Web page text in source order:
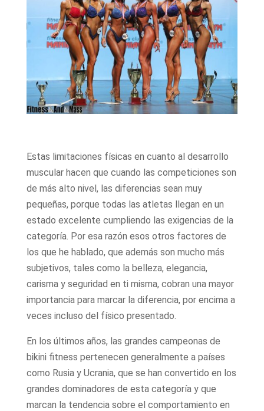
Estas limitaciones físicas en cuanto al desarrollo
muscular hacen que cuando las competiciones son
de más alto nivel, las diferencias sean muy
pequeñas, porque todas las atletas llegan en un
estado excelente cumpliendo las exigencias de la
categoría. Por esa razón esos otros factores de
los que he hablado, que además son mucho más
subjetivos, tales como la belleza, elegancia,
carisma y seguridad en ti misma, cobran una mayor
importancia para marcar la diferencia, por encima a
veces incluso del físico presentado.
En los últimos años, las grandes campeonas de
bikini fitness pertenecen generalmente a países
como Rusia y Ucrania, que se han convertido en los
grandes dominadores de esta categoría y que
marcan la tendencia sobre el comportamiento en